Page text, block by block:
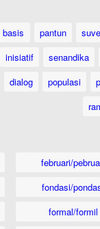
basis pantun
inisiatif senandika
dialog populasi
februari/
fondasi/
formal/formil